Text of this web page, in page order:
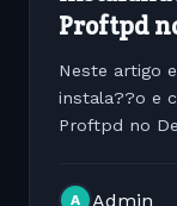
Proftpd
Neste artigo
instala??o e
Proftpd no
A Admin